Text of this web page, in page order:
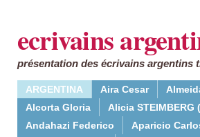
ecrivains
présentation des écrivains argentins
ARGENTINA Aira Cesar
Alcorta Gloria
Alicia STEIMBERG
Andahazi Federico
Aparicio